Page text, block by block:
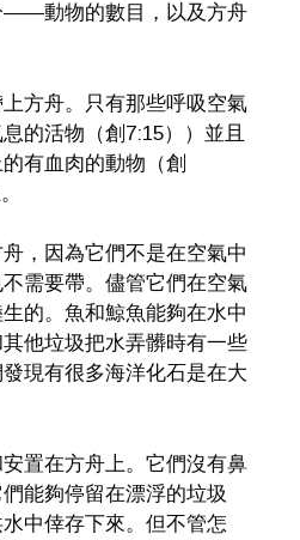
——動物的數目，以及方舟
方舟。只有那些呼吸空氣
的活物（創7:15））並且
有血肉的動物（創
，因為它們不是在空氣中
需要帶。儘管它們在空氣
的。魚和鯨魚能夠在水中
他垃圾把水弄髒時有一些
現有很多海洋化石是在大
置在方舟上。它們沒有鼻
能夠停留在漂浮的垃圾
水中倖存下來。但不管怎